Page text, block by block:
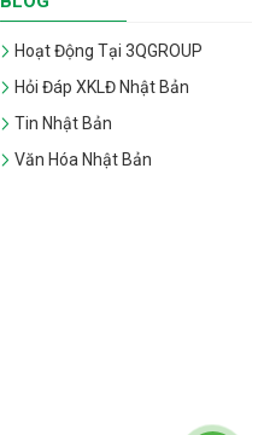
Hoạt Động Tại 3QGROUP
Hỏi Đáp XKLĐ Nhật Bản
Tin Nhật Bản
Văn Hóa Nhật Bản